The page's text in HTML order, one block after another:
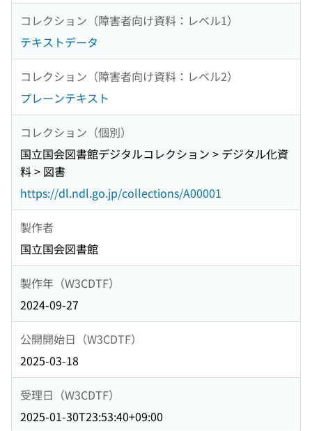
コレクション（障害者向け資料：レベル1）
テキストデータ
コレクション（障害者向け資料：レベル2）
プレーンテキスト
コレクション（個別）
国立国会図書館デジタルコレクション > デジタル化資
料 > 図書
https://dl.ndl.go.jp/collections/A00001
製作者
国立国会図書館
製作年（W3CDTF）
2024-09-27
公開開始日（W3CDTF）
2025-03-18
受理日（W3CDTF）
2025-01-30T23:53:40+09:00